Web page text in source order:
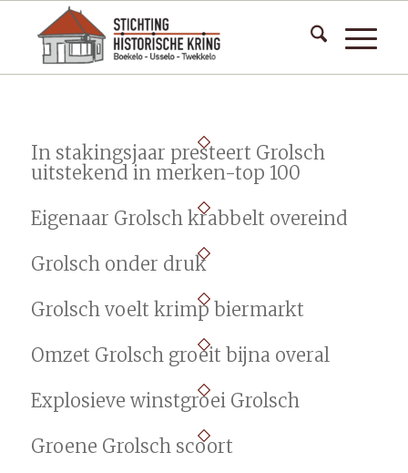
In stakingsjaar presteert Grolsch
uitstekend in merken-top 100
Eigenaar Grolsch krabbelt overeind
Grolsch onder druk
Grolsch voelt krimp biermarkt
Omzet Grolsch groeit bijna overal
Explosieve winstgroei Grolsch
Groene Grolsch scoort